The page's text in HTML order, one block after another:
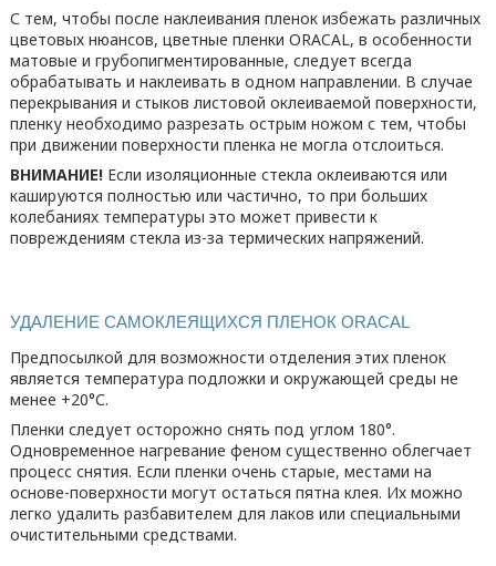
С тем, чтобы после наклеивания пленок избежать различных
цветовых нюансов, цветные пленки ORACAL, в особенности
матовые и грубопигментированные, следует всегда
обрабатывать и наклеивать в одном направлении. В случае
перекрывания и стыков листовой оклеиваемой поверхности,
пленку необходимо разрезать острым ножом с тем, чтобы
при движении поверхности пленка не могла отслоиться.
ВНИМАНИЕ!Если изоляционные стекла оклеиваются или
кашируются полностью или частично, то при больших
колебаниях температуры это может привести к
повреждениям стекла из-за термических напряжений.
УДАЛЕНИЕ САМОКЛЕЯЩИХСЯ ПЛЕНОК ORACAL
Предпосылкой для возможности отделения этих пленок
является температура подложки и окружающей среды не
менее +20°С.
Пленки следует осторожно снять под углом 180°.
Одновременное нагревание феном существенно облегчает
процесс снятия. Если пленки очень старые, местами на
основе-поверхности могут остаться пятна клея. Их можно
легко удалить разбавителем для лаков или специальными
очистительными средствами.